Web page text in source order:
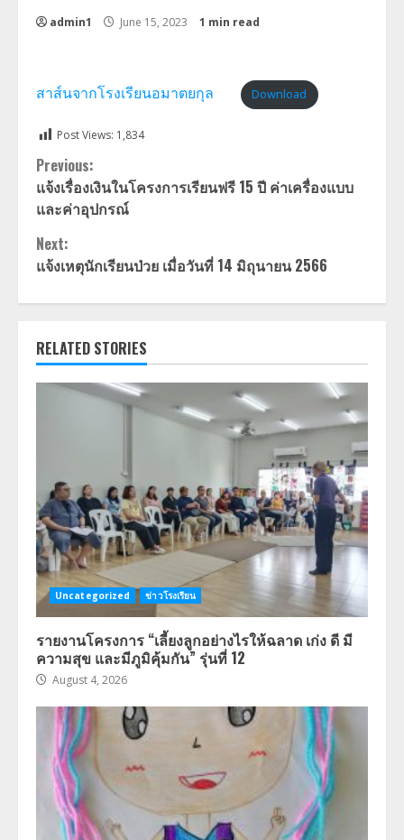
admin1 June 15, 2023 1 min read
สาส์นจากโรงเรียนอมาตยกุล Download
Post Views: 1,834
Continue
Reading
Previous:
แจ้งเรื่องเงินในโครงการเรียนฟรี 15 ปี ค่าเครื่องแบบ
และค่าอุปกรณ์
Next:
แจ้งเหตุนักเรียนป่วย เมื่อวันที่ 14 มิถุนายน 2566
RELATED STORIES
Uncategorized ข่าวโรงเรียน
รายงานโครงการ “เลี้ยงลูกอย่างไรให้ฉลาด เก่ง ดี มี
ความสุข และมีภูมิคุ้มกัน” รุ่นที่ 12
August 4, 2026